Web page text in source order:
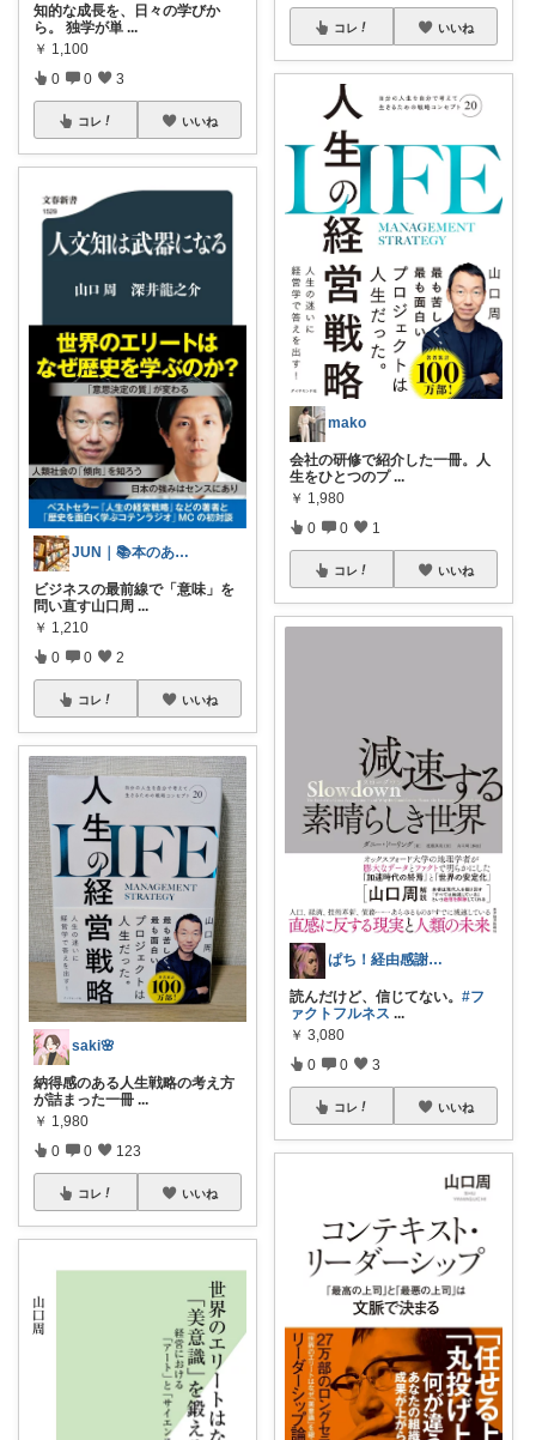
知的な成長を、日々の学びか
ら。 独学が単 ...
￥ 1,100
0 0 3
コレ いいね
JUN｜📚本のある暮らし
ビジネスの最前線で「意味」を
問い直す山口周 ...
￥ 1,210
0 0 2
コレ いいね
saki🌸
納得感のある人生戦略の考え方
が詰まった一冊 ...
￥ 1,980
0 0 123
コレ いいね
コレ いいね
mako
会社の研修で紹介した一冊。人
生をひとつのプ ...
￥ 1,980
0 0 1
コレ いいね
ぱち！経由感謝📚🏳️‍🌈👚🕊️
読んだけど、信じてない。 #フ
ァクトフルネス ...
￥ 3,080
0 0 3
コレ いいね